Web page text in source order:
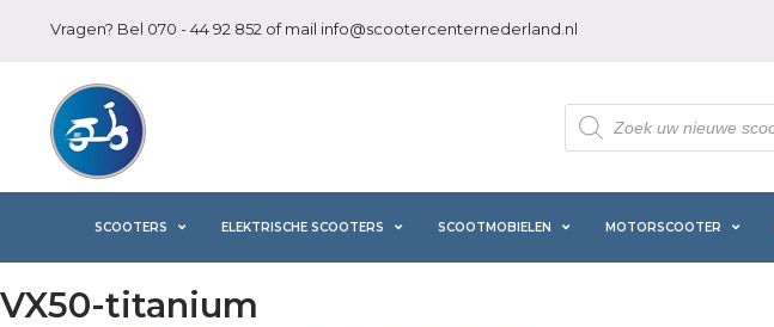
Vragen? Bel 070 - 44 92 852 of mail info@scootercenternederland.nl
Producten
zoeken
SCOOTERS ELEKTRISCHE SCOOTERS SCOOTMOBIELEN MOTORSCOOTER
VX50-titanium